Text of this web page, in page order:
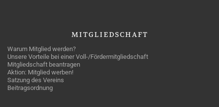
MITGLIEDSCHAFT
Warum Mitglied werden?
Unsere Vorteile bei einer Voll-/Fördermitgliedschaft
Mitgliedschaft beantragen
Aktion: Mitglied werben!
Satzung des Vereins
Beitragsordnung